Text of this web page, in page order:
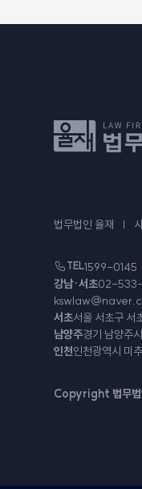
법무법인 율재
TEL1599-0145
강남·서초02-
서초서울 서초구 서
남양주경기 남양주
인천인천광역시 미
Copyright 법무